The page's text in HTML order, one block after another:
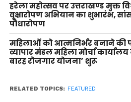
हरेला महोत्सव पर उत्तराखण्ड मुक्त
वृक्षारोपण अभियान का शुभारंभ,
पौधारोपण
महिलाओं को आत्मनिर्भर बनाने की
व्यापार मंडल महिला मोर्चा
बारह रोजगार योजना’ शुरू
RELATED TOPICS: FEATURED